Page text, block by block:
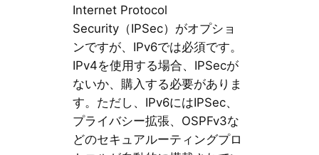
Internet Protocol
Security（IPSec）がオプショ
ンですが、IPv6では必須です。
IPv4を使用する場合、IPSecが
ないか、購入する必要がありま
す。ただし、IPv6にはIPSec、
プライバシー拡張、OSPFv3な
どのセキュアルーティングプロ